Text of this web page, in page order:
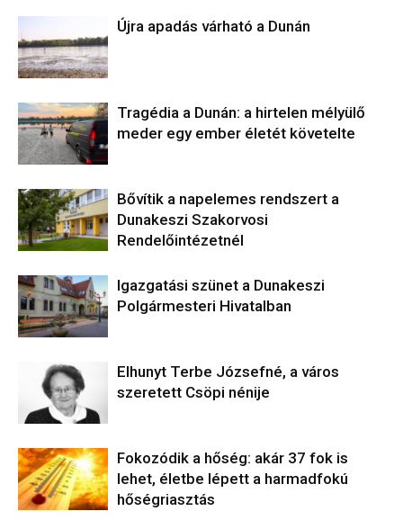
Újra apadás várható a Dunán
Tragédia a Dunán: a hirtelen mélyülő
meder egy ember életét követelte
Bővítik a napelemes rendszert a
Dunakeszi Szakorvosi
Rendelőintézetnél
Igazgatási szünet a Dunakeszi
Polgármesteri Hivatalban
Elhunyt Terbe Józsefné, a város
szeretett Csöpi nénije
Fokozódik a hőség: akár 37 fok is
lehet, életbe lépett a harmadfokú
hőségriasztás